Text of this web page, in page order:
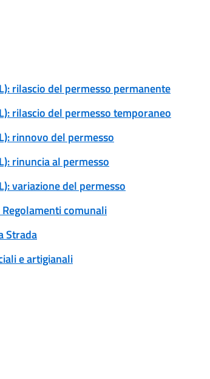
rilascio del permesso permanente
rilascio del permesso temporaneo
rinnovo del permesso
rinuncia al permesso
variazione del permesso
comunali
Strada
e artigianali